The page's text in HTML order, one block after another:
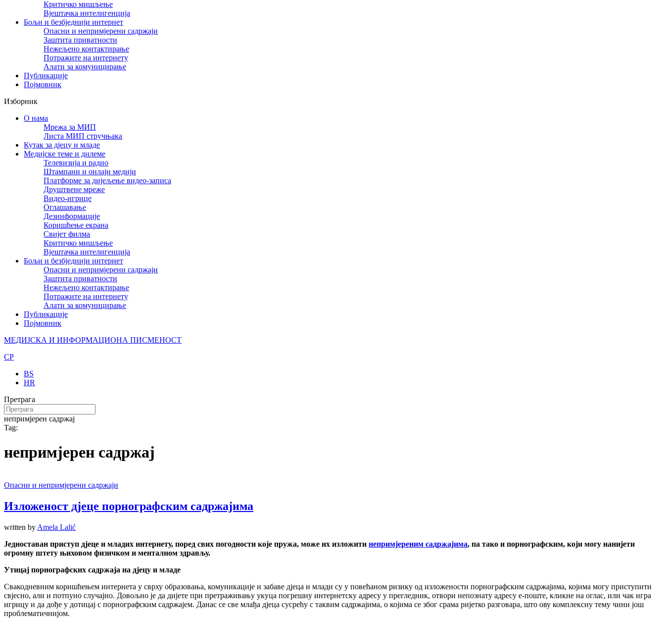
Критичко мишљење
Вјештачка интелигенција
Бољи и безбједнији интернет
Опасни и непримјерени садржаји
Заштита приватности
Нежељено контактирање
Потражите на интернету
Алати за комуницирање
Публикације
Појмовник
Изборник
О нама
Мрежа за МИП
Листа МИП стручњака
Кутак за дјецу и младе
Медијске теме и дилеме
Телевизија и радио
Штампани и онлајн медији
Платформе за дијељење видео-записа
Друштвене мреже
Видео-игрице
Оглашавање
Дезинформације
Коришћење екрана
Свијет филма
Критичко мишљење
Вјештачка интелигенција
Бољи и безбједнији интернет
Опасни и непримјерени садржаји
Заштита приватности
Нежељено контактирање
Потражите на интернету
Алати за комуницирање
Публикације
Појмовник
МЕДИЈСКА И ИНФОРМАЦИОНА ПИСМЕНОСТ
CP
BS
HR
Претрага
непримјерен садржај
Tag:
непримјерен садржај
Опасни и непримјерени садржаји
Изложеност дјеце порнографским садржајима
written by Amela Lalić
Једноставан приступ дјеце и младих интернету, поред свих погодности које пружа, може их изложити непримјереним садржајима, па тако и порнографским, који могу нанијети
огромну штету њиховом физичком и менталном здрављу.
Утицај порнографских садржаја на дјецу и младе
Свакодневним коришћењем интернета у сврху образовања, комуникације и забаве дјеца и млади су у повећаном ризику од изложености порнографским садржајима, којима могу приступити
свјесно, али и потпуно случајно. Довољно је да дијете при претраживању укуца погрешну интернетску адресу у прегледник, отвори непознату адресу е-поште, кликне на оглас, или чак игра
игрицу и да дође у дотицај с порнографским садржајем. Данас се све млађа дјеца сусрећу с таквим садржајима, о којима се због срама ријетко разговара, што ову комплексну тему чини још
проблематичнијом.